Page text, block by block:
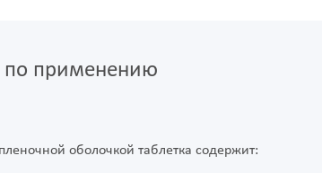
по применению
оболочкой таблетка содержит: